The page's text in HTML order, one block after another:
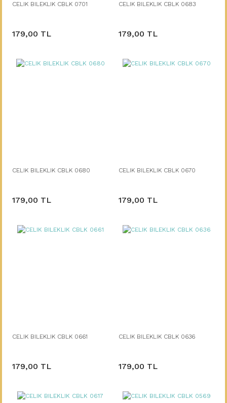
CELIK BILEKLIK CBLK 0701
179,00 TL
CELIK BILEKLIK CBLK 0683
179,00 TL
CELIK BILEKLIK CBLK 0680
179,00 TL
CELIK BILEKLIK CBLK 0670
179,00 TL
CELIK BILEKLIK CBLK 0661
179,00 TL
CELIK BILEKLIK CBLK 0636
179,00 TL